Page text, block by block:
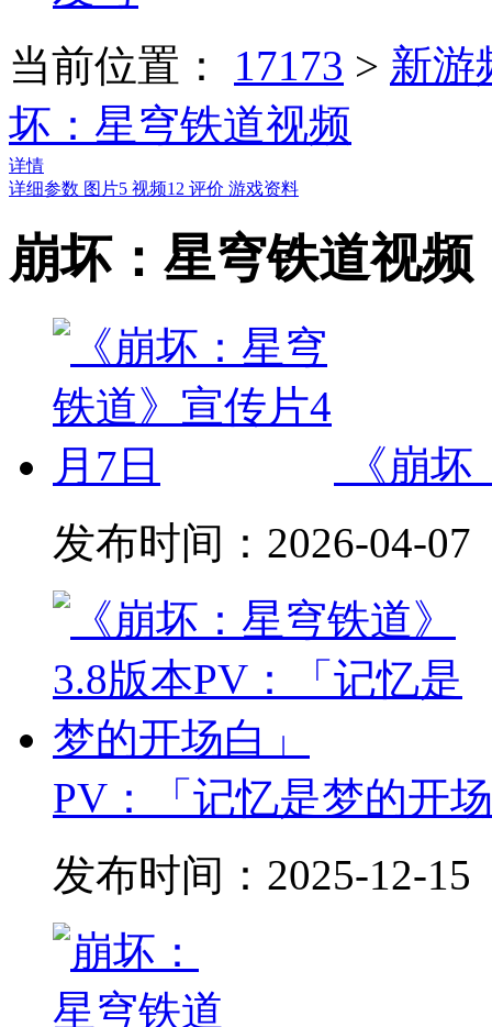
当前位置： 17173 > 新游
坏：星穹铁道视频
详情
详细参数 图片5 视频12 评价 游戏资料
崩坏：星穹铁道视频
《崩
发布时间： 2026-04-07
PV：「记忆是梦的开
发布时间： 2025-12-15